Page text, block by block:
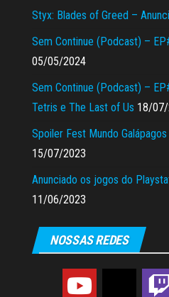
Styx: Blades of Greed –
Sem Continue (Podcast) –
05/05/2024
Sem Continue (Podcast) –
Tetris e The Last of Us 18/
Spoiler Fest Mundo
15/07/2023
Anunciado os jogos do
11/06/2023
NOSSAS REDES